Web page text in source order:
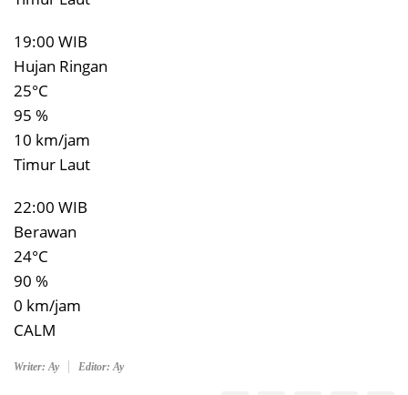
19:00 WIB
Hujan Ringan
25°C
95 %
10 km/jam
Timur Laut
22:00 WIB
Berawan
24°C
90 %
0 km/jam
CALM
Writer: Ay Editor: Ay